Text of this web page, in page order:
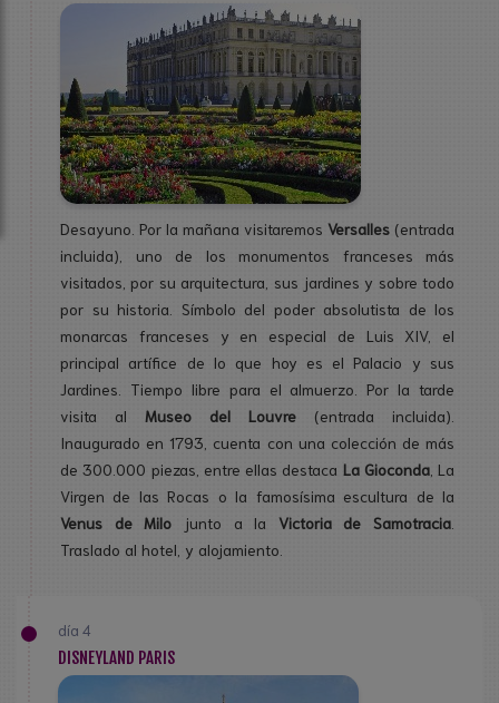
Desayuno. Por la mañana visitaremos Versalles (entrada
incluida), uno de los monumentos franceses más
visitados, por su arquitectura, sus jardines y sobre todo
por su historia. Símbolo del poder absolutista de los
monarcas franceses y en especial de Luis XIV, el
principal artífice de lo que hoy es el Palacio y sus
Jardines. Tiempo libre para el almuerzo. Por la tarde
visita al Museo del Louvre (entrada incluida).
Inaugurado en 1793, cuenta con una colección de más
de 300.000 piezas, entre ellas destaca La Gioconda, La
Virgen de las Rocas o la famosísima escultura de la
Venus de Milo junto a la Victoria de Samotracia
Traslado al hotel, y alojamiento.
día 4
DISNEYLAND PARIS